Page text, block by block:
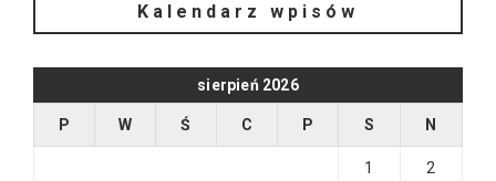
Kalendarz wpisów
sierpień 2026
P W Ś C P S N
1 2